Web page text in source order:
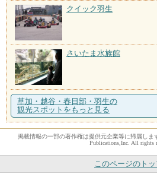
クイック羽生
さいたま水族館
草加・越谷・春日部・羽生の
観光スポットをもっと見る
掲載情報の一部の著作権は提供元企業等に帰属しま
Publications,Inc. All rights
このページのト